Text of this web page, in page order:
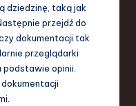
dziedzinę, taką jak
przejdź do
dokumentacji tak
przeglądarki
opinii.